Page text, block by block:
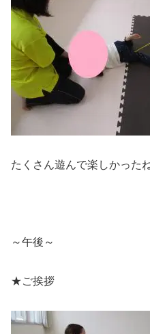
たくさん遊んで楽しかった
～午後～
★ご挨拶